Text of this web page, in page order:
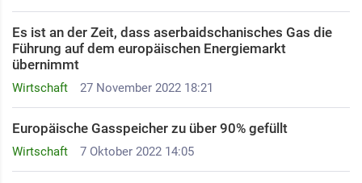
Wirtschaft 27 November 2022 18:21
Es ist an der Zeit, dass aserbaidschanisches Gas die
Führung auf dem europäischen Energiemarkt
übernimmt
Wirtschaft 7 Oktober 2022 14:05
Europäische Gasspeicher zu über 90% gefüllt